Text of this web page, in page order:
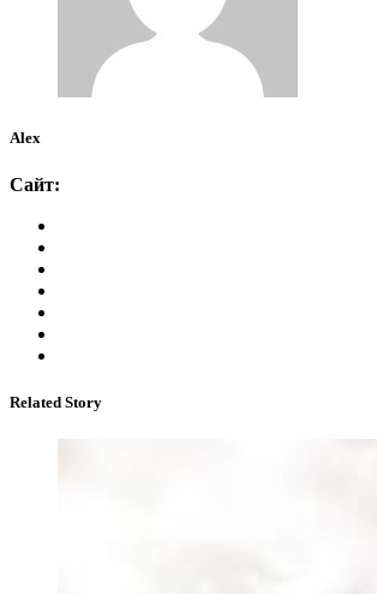
Alex
Сайт:
Related Story